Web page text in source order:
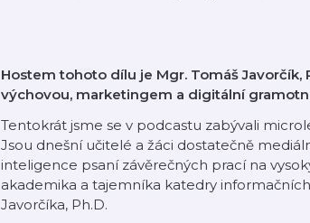
Hostem tohoto dílu je Mgr. Tomáš
výchovou, marketingem a digitální
Tentokrát jsme se v podcastu zabývali
Jsou dnešní učitelé a žáci dostatečně
inteligence psaní závěrečných prací na
akademika a tajemníka katedry
Javorčíka, Ph.D.